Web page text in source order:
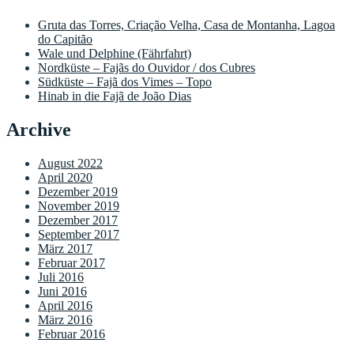
Gruta das Torres, Criação Velha, Casa de Montanha, Lagoa
do Capitão
Wale und Delphine (Fährfahrt)
Nordküste – Fajãs do Ouvidor / dos Cubres
Südküste – Fajã dos Vimes – Topo
Hinab in die Fajã de João Dias
Archive
August 2022
April 2020
Dezember 2019
November 2019
Dezember 2017
September 2017
März 2017
Februar 2017
Juli 2016
Juni 2016
April 2016
März 2016
Februar 2016